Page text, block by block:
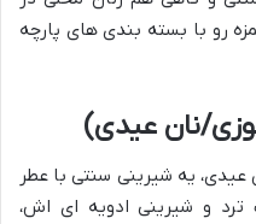
رو با بسته بندی های پارچه
نان عیدی)
عیدی، یه شیرینی سنتی با عطر
و شیرینی ادویه ای اش،